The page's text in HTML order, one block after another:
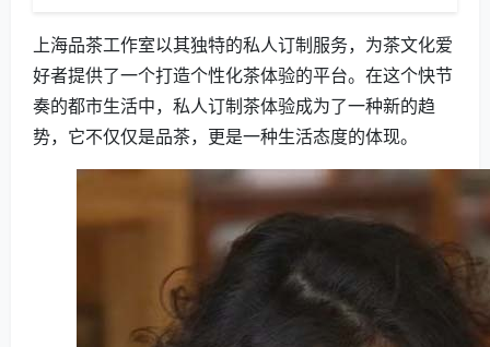
上海品茶工作室以其独特的私人订制服务，为茶文化爱
好者提供了一个打造个性化茶体验的平台。在这个快节
奏的都市生活中，私人订制茶体验成为了一种新的趋
势，它不仅仅是品茶，更是一种生活态度的体现。